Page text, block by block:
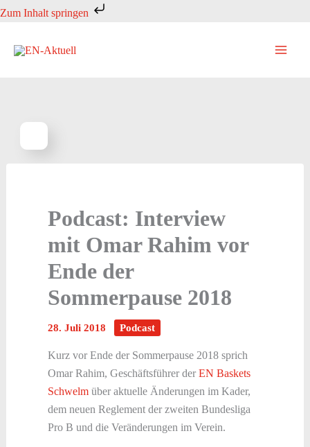
Zum Inhalt springen
Zum
springen
Podcast: Interview
mit Omar Rahim vor
Ende der
Sommerpause 2018
28. Juli 2018 Podcast
Kurz vor Ende der Sommerpause 2018 sprich
Omar Rahim, Geschäftsführer der EN Baskets
Schwelmüber aktuelle Änderungen im Kader,
dem neuen Reglement der zweiten Bundesliga
Pro B und die Veränderungen im Verein.